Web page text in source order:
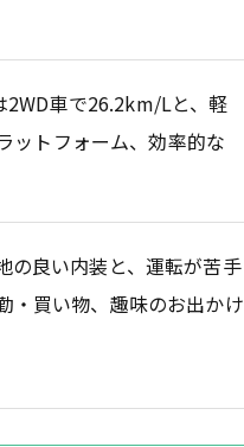
2WD車で26.2km/Lと、軽
ットフォーム、効率的な
の良い内装と、運転が苦手
・買い物、趣味のお出かけ